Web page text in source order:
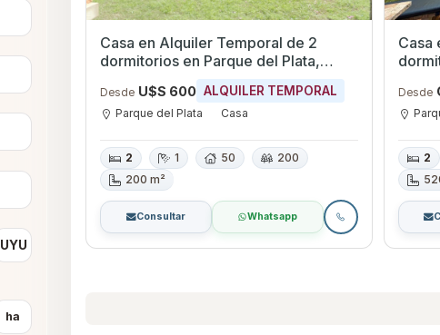
UYU
ha
Casa en Alquiler Temporal de 2
dormitorios en Parque del Plata,
Desde U$S 600 ALQUILER TEMPORAL
Parque del Plata Casa
2 1 50
200
200 m²
Consultar Whatsapp
Casa
Desde
2